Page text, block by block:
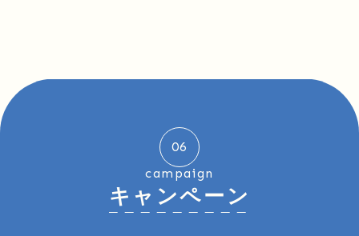
06
campaign
キャンペーン